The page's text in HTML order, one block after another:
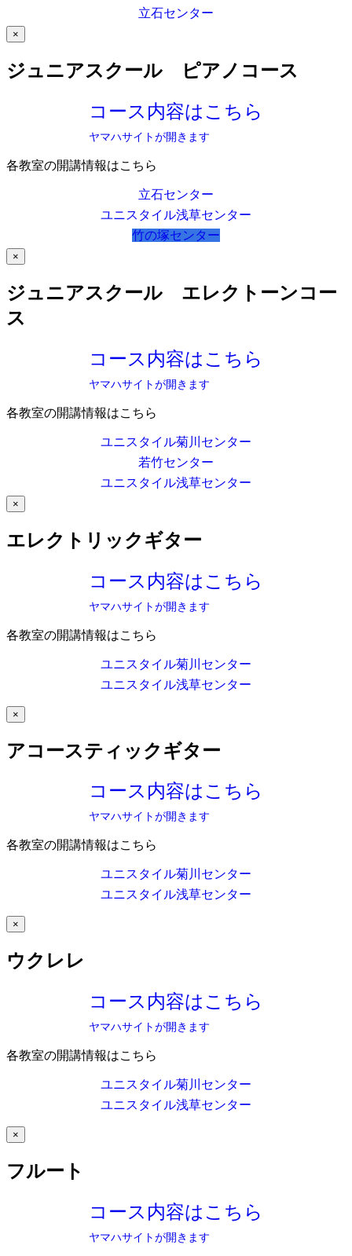
立石センター
×
ジュニアスクール ピアノコース
コース内容はこちら
ヤマハサイトが開きます
各教室の開講情報はこちら
立石センター
ユニスタイル浅草センター
竹の塚センター
×
ジュニアスクール エレクトーンコー
ス
コース内容はこちら
ヤマハサイトが開きます
各教室の開講情報はこちら
ユニスタイル菊川センター
若竹センター
ユニスタイル浅草センター
×
エレクトリックギター
コース内容はこちら
ヤマハサイトが開きます
各教室の開講情報はこちら
ユニスタイル菊川センター
ユニスタイル浅草センター
×
アコースティックギター
コース内容はこちら
ヤマハサイトが開きます
各教室の開講情報はこちら
ユニスタイル菊川センター
ユニスタイル浅草センター
×
ウクレレ
コース内容はこちら
ヤマハサイトが開きます
各教室の開講情報はこちら
ユニスタイル菊川センター
ユニスタイル浅草センター
×
フルート
コース内容はこちら
ヤマハサイトが開きます